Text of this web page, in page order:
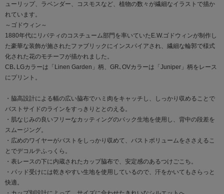
ューリップ、ラベンダー、コスモスなど、植物の数々が繊細なイラストで描か
れています。
～ゴドウィン～
1880年代にリバティのコスチューム部門を率いていたE.W.ゴドウィンが制作し
た豪華な装飾が施されたファブリックにインスパイアされ、繊細な輪郭で様式
化された花のモチーフが描かれました。
CB､LGカラーは「Linen Garden」柄、GR､OVカラーは「Juniper」柄をレース
にプリント。
・脇高設計による幅の広い脇布でハミ肉をキャッチし、しっかり収めることで
バストサイドのラインをすっきりととのえる。
・肌なじみの良いフリーなカッティングのバック生地を使用し、背中の段差を
スムージング。
・広めのワイヤーがバストをしっかり収めて、バストボリュームをささえるこ
とでデコルテふっくら。
・表レースの下に内蔵されたカップ脇布で、安定感のあるつけごこち。
・パッド受けには乾きやすい生地を使用しているので、汗をかいてもさらっと
快適。